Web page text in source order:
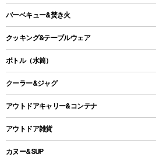
タープ
スクエアタープ（レクタタープ）
メッシュタープ
自立式タープ
パラソル
テントアクセサリー
ペグ
ガスランタン
オイルランタン
LEDライト
ヘッドライト
キャンドル
ガスバーナー
ガス缶
ガストーチ、ライター
バーベキュー&焚き火
バーベキューコンロ、グリル
焚き火台タイプ（ロースタイル）グリル
卓上タイプグリル
パーティータイプグリル
鉄板、アミ
クッキング&テーブルウェア
ダッチオーブン
ホットサンドメーカー
クッカーセット
シェラカップ
ボトル（水筒）
ステンレスボトル
コップ付きタイプ
ワンタッチタイプ
プラスチックボトル
クーラー&ジャグ
クーラーボックス
クーラーバッグ
ウォータージャグ
アウトドアキャリー&コンテナ
アウトドアキャリー
アウトドア雑貨
バックパック&バッグ
カヌー&SUP